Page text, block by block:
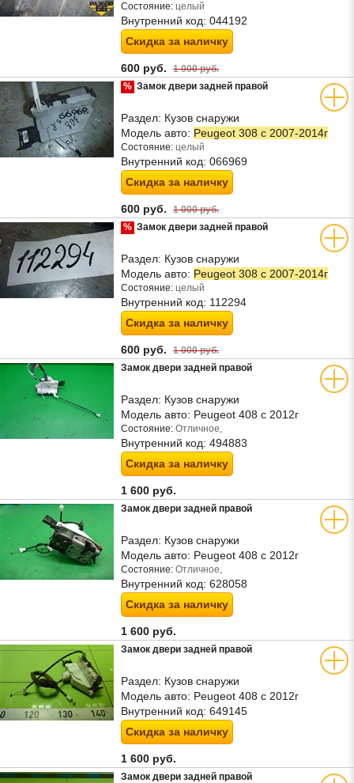
Состояние: целый
Внутренний код: 044192
Скидка за наличку
600 руб. 1 000 руб.
% Замок двери задней правой
Раздел: Кузов снаружи
Модель авто: Peugeot 308 с 2007-2014г
Состояние: целый
Внутренний код: 066969
Скидка за наличку
600 руб. 1 000 руб.
% Замок двери задней правой
Раздел: Кузов снаружи
Модель авто: Peugeot 308 с 2007-2014г
Состояние: целый
Внутренний код: 112294
Скидка за наличку
600 руб. 1 000 руб.
Замок двери задней правой
Раздел: Кузов снаружи
Модель авто: Peugeot 408 с 2012г
Состояние: Отличное,
Внутренний код: 494883
Скидка за наличку
1 600 руб.
Замок двери задней правой
Раздел: Кузов снаружи
Модель авто: Peugeot 408 с 2012г
Состояние: Отличное,
Внутренний код: 628058
Скидка за наличку
1 600 руб.
Замок двери задней правой
Раздел: Кузов снаружи
Модель авто: Peugeot 408 с 2012г
Внутренний код: 649145
Скидка за наличку
1 600 руб.
Замок двери задней правой